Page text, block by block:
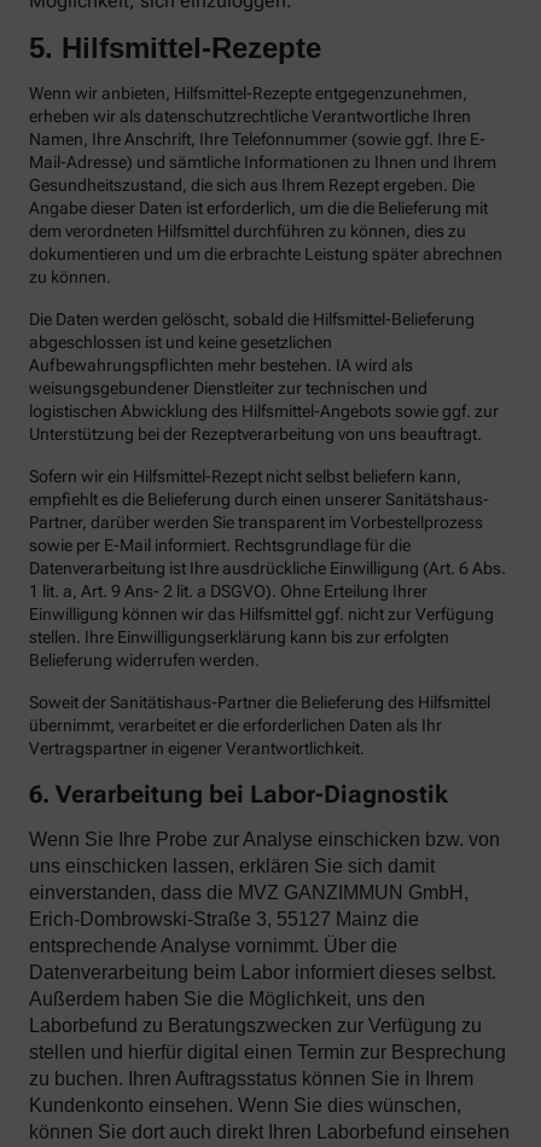
5. Hilfsmittel-Rezepte
Wenn wir anbieten, Hilfsmittel-Rezepte entgegenzunehmen,
erheben wir als datenschutzrechtliche Verantwortliche Ihren
Namen, Ihre Anschrift, Ihre Telefonnummer (sowie ggf. Ihre E-
Mail-Adresse) und sämtliche Informationen zu Ihnen und Ihrem
Gesundheitszustand, die sich aus Ihrem Rezept ergeben. Die
Angabe dieser Daten ist erforderlich, um die die Belieferung mit
dem verordneten Hilfsmittel durchführen zu können, dies zu
dokumentieren und um die erbrachte Leistung später abrechnen
zu können.
Die Daten werden gelöscht, sobald die Hilfsmittel-Belieferung
abgeschlossen ist und keine gesetzlichen
Aufbewahrungspflichten mehr bestehen. IA wird als
weisungsgebundener Dienstleiter zur technischen und
logistischen Abwicklung des Hilfsmittel-Angebots sowie ggf. zur
Unterstützung bei der Rezeptverarbeitung von uns beauftragt.
Sofern wir ein Hilfsmittel-Rezept nicht selbst beliefern kann,
empfiehlt es die Belieferung durch einen unserer Sanitätshaus-
Partner, darüber werden Sie transparent im Vorbestellprozess
sowie per E-Mail informiert. Rechtsgrundlage für die
Datenverarbeitung ist Ihre ausdrückliche Einwilligung (Art. 6 Abs.
1 lit. a, Art. 9 Ans- 2 lit. a DSGVO). Ohne Erteilung Ihrer
Einwilligung können wir das Hilfsmittel ggf. nicht zur Verfügung
stellen. Ihre Einwilligungserklärung kann bis zur erfolgten
Belieferung widerrufen werden.
Soweit der Sanitätishaus-Partner die Belieferung des Hilfsmittel
übernimmt, verarbeitet er die erforderlichen Daten als Ihr
Vertragspartner in eigener Verantwortlichkeit.
6. Verarbeitung bei Labor-Diagnostik
Wenn Sie Ihre Probe zur Analyse einschicken bzw. von
uns einschicken lassen, erklären Sie sich damit
einverstanden, dass die MVZ GANZIMMUN GmbH,
Erich-Dombrowski-Straße 3, 55127 Mainz die
entsprechende Analyse vornimmt. Über die
Datenverarbeitung beim Labor informiert dieses selbst.
Außerdem haben Sie die Möglichkeit, uns den
Laborbefund zu Beratungszwecken zur Verfügung zu
stellen und hierfür digital einen Termin zur Besprechung
zu buchen. Ihren Auftragsstatus können Sie in Ihrem
Kundenkonto einsehen. Wenn Sie dies wünschen,
können Sie dort auch direkt Ihren Laborbefund einsehen